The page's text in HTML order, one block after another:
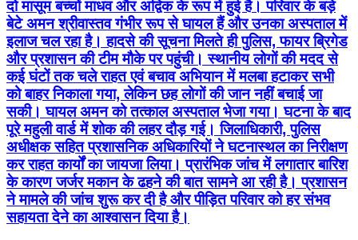
दो मासूम बच्चों माधव और अद्विक के रूप में हुई है। परिवार के बड़े
बेटे अमन श्रीवास्तव गंभीर रूप से घायल हैं और उनका अस्पताल में
इलाज चल रहा है। हादसे की सूचना मिलते ही पुलिस, फायर ब्रिगेड
और प्रशासन की टीम मौके पर पहुंची। स्थानीय लोगों की मदद से
कई घंटों तक चले राहत एवं बचाव अभियान में मलबा हटाकर सभी
को बाहर निकाला गया, लेकिन छह लोगों की जान नहीं बचाई जा
सकी। घायल अमन को तत्काल अस्पताल भेजा गया। घटना के बाद
पूरे महुली वार्ड में शोक की लहर दौड़ गई। जिलाधिकारी, पुलिस
अधीक्षक सहित प्रशासनिक अधिकारियों ने घटनास्थल का निरीक्षण
कर राहत कार्यों का जायजा लिया। प्रारंभिक जांच में लगातार बारिश
के कारण जर्जर मकान के ढहने की बात सामने आ रही है। प्रशासन
ने मामले की जांच शुरू कर दी है और पीड़ित परिवार को हर संभव
सहायता देने का आश्वासन दिया है।